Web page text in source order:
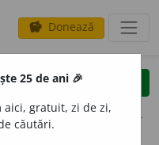
savings Donează
clear
opțiuni
25 de ani 🎉
aici, gratuit, zi de zi,
căutări.